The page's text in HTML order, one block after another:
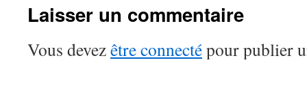
Laisser un commentaire
Vous devezêtre connectépour publier